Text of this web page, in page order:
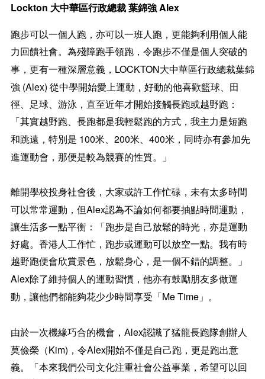
Lockton 大中華區行政總裁 葉錦強Alex
跑步可以一個人跑，亦可以一班人跑，更能夠利用個人能
力回饋社會。為殘障跑手領跑，令跑步不僅是個人突破的
事，更有一種深層意義， LOCKTON大中華區行政總裁葉錦
強 (Alex) 從中學開始愛上運動，好動的他喜歡籃球、田
徑、足球、游泳，直至近年才開始接觸長跑或越野跑：
「其實越野跑、長跑都是我輕鬆跑的方式，我主力是短跑
和跳遠，特別是 100米、 200米、 400米，同時亦有參加先
進運動會，那便是較為競賽的性質。」
離開學校投身社會後，大家或許工作忙碌，未有太多時間
可以常常運動，但Alex認為不論如何都要抽點時間運動，
讓生活多一點平衡：「跑步是自己放鬆的時光，亦是運動
好處。香港人工作忙，跑步或運動可以放空一點。我有時
越野跑便會欣賞景色，放鬆身心，是一個不錯的調整。」
Alex除了維持個人的運動習慣，他亦有鼓勵朋友多做運
動，讓他們都能夠花少少時間享受「 Me Time」。
由於一次機緣巧合的機會， Alex認識了猛龍長跑隊創辦人
莫儉榮（Kim) ，令Alex開始不僅是自己跑，更是跑出意
義。「本來我們公司文化注重社會公益事業，希望可以回